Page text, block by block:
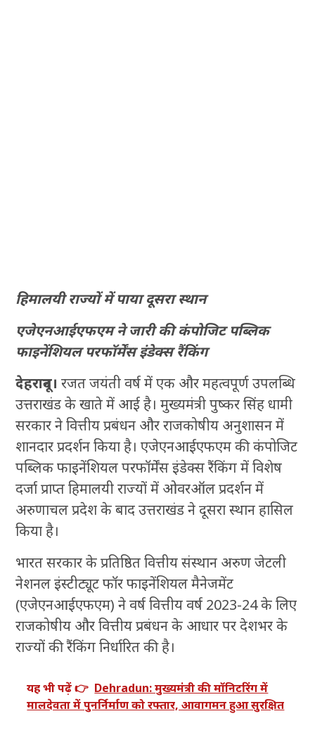
हिमालयी राज्यों में पाया दूसरा स्थान
एजेएनआईएफएम ने जारी की कंपोजिट पब्लिक
फाइनेंशियल परफॉर्मेंस इंडेक्स रैंकिंग
देहरादून।रजत जयंती वर्ष में एक और महत्वपूर्ण उपलब्धि
उत्तराखंड के खाते में आई है। मुख्यमंत्री पुष्कर सिंह धामी
सरकार ने वित्तीय प्रबंधन और राजकोषीय अनुशासन में
शानदार प्रदर्शन किया है। एजेएनआईएफएम की कंपोजिट
पब्लिक फाइनेंशियल परफॉर्मेंस इंडेक्स रैंकिंग में विशेष
दर्जा प्राप्त हिमालयी राज्यों में ओवरऑल प्रदर्शन में
अरुणाचल प्रदेश के बाद उत्तराखंड ने दूसरा स्थान हासिल
किया है।
भारत सरकार के प्रतिष्ठित वित्तीय संस्थान अरुण जेटली
नेशनल इंस्टीट्यूट फॉर फाइनेंशियल मैनेजमेंट
(एजेएनआईएफएम) ने वर्ष वित्तीय वर्ष 2023-24 के लिए
राजकोषीय और वित्तीय प्रबंधन के आधार पर देशभर के
राज्यों की रैंकिंग निर्धारित की है।
यह भी पढ़ें 👉 Dehradun: मुख्यमंत्री की मॉनिटरिंग में
मालदेवता में पुनर्निर्माण को रफ्तार, आवागमन हुआ सुरक्षित